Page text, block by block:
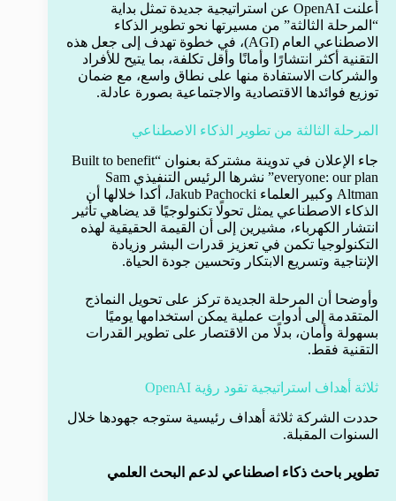
أعلنت OpenAI عن استراتيجية جديدة تمثل بداية
“المرحلة الثالثة” من مسيرتها نحو تطوير الذكاء
الاصطناعي العام (AGI)، في خطوة تهدف إلى جعل هذه
التقنية أكثر انتشارًا وأمانًا وأقل تكلفة، بما يتيح للأفراد
والشركات الاستفادة منها على نطاق واسع، مع ضمان
توزيع فوائدها الاقتصادية والاجتماعية بصورة عادلة.
المرحلة الثالثة من تطوير الذكاء الاصطناعي
جاء الإعلان في تدوينة مشتركة بعنوان “Built to benefit
everyone: our plan” نشرها الرئيس التنفيذي Sam
Altman وكبير العلماء Jakub Pachocki، أكدا خلالها أن
الذكاء الاصطناعي يمثل تحولًا تكنولوجيًا قد يضاهي تأثير
انتشار الكهرباء، مشيرين إلى أن القيمة الحقيقية لهذه
التكنولوجيا تكمن في تعزيز قدرات البشر وزيادة
الإنتاجية وتسريع الابتكار وتحسين جودة الحياة.
وأوضحا أن المرحلة الجديدة تركز على تحويل النماذج
المتقدمة إلى أدوات عملية يمكن استخدامها يوميًا
بسهولة وأمان، بدلًا من الاقتصار على تطوير القدرات
التقنية فقط.
ثلاثة أهداف استراتيجية تقود رؤية OpenAI
حددت الشركة ثلاثة أهداف رئيسية ستوجه جهودها خلال
السنوات المقبلة.
تطوير باحث ذكاء اصطناعي لدعم البحث العلمي